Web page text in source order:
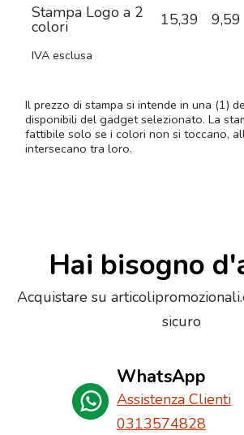
Stampa Logo a 2
colori 15,39 9,59
IVA esclusa
Il prezzo di stampa si intende in una (1)
disponibili del gadget selezionato. La
fattibile solo se i colori non si toccano,
intersecano tra loro.
Hai bisogno
Acquistare su
sicuro
WhatsApp
Assistenza Clienti
0313574828